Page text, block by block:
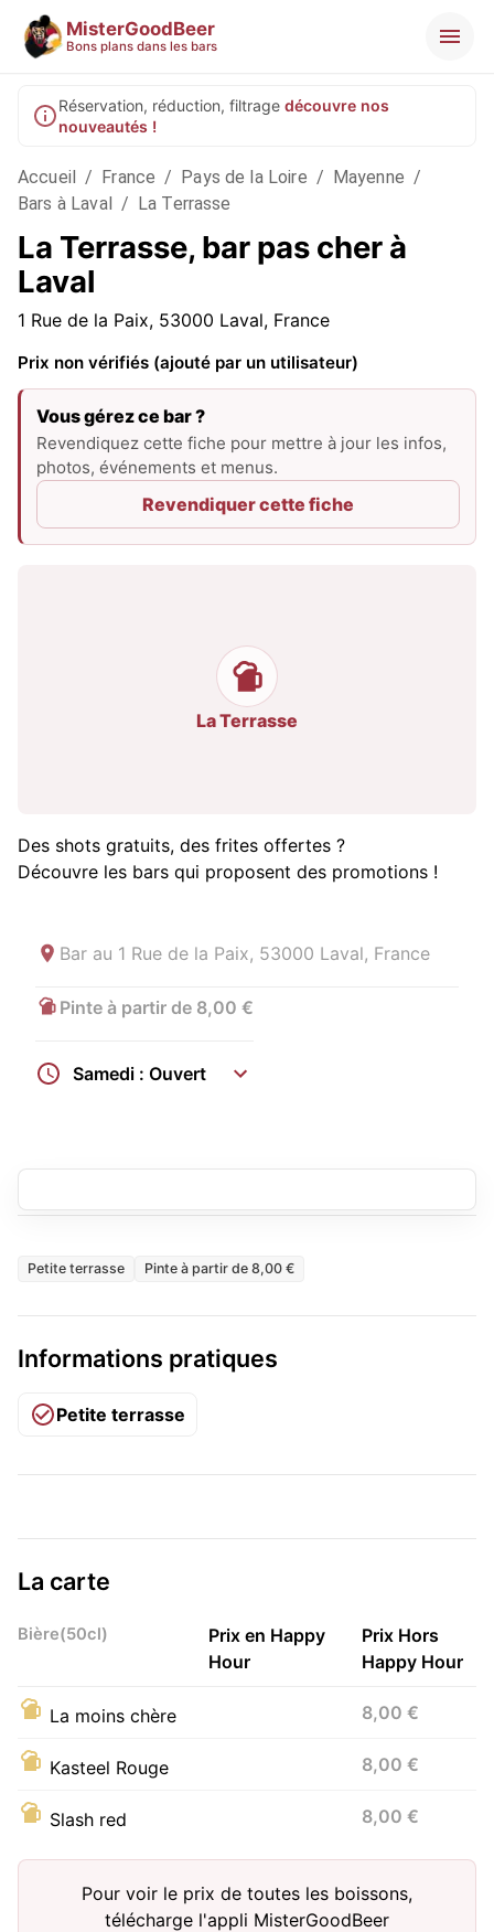
MisterGoodBeer
Bons plans dans les bars
Réservation, réduction, filtrage découvre nos
nouveautés !
Accueil / France / Pays de la Loire / Mayenne /
Bars à Laval / La Terrasse
La Terrasse, bar pas cher à
Laval
1 Rue de la Paix, 53000 Laval, France
Prix non vérifiés (ajouté par un utilisateur)
Vous gérez ce bar ?
Revendiquez cette fiche pour mettre à jour les infos,
photos, événements et menus.
Revendiquer cette fiche
La Terrasse
Des shots gratuits, des frites offertes ?
Découvre les bars qui proposent des promotions !
Bar au 1 Rue de la Paix, 53000 Laval, France
Pinte à partir de 8,00 €
Samedi : Ouvert
Petite terrasse Pinte à partir de 8,00 €
Informations pratiques
Petite terrasse
La carte
Bière(50cl)
Prix en Happy
Hour
Prix Hors
Happy Hour
La moins chère 8,00 €
Kasteel Rouge 8,00 €
Slash red 8,00 €
Pour voir le prix de toutes les boissons,
télécharge l'appli MisterGoodBeer